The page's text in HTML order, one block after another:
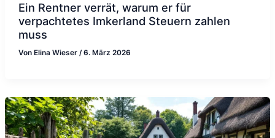
Ein Rentner verrät, warum er für
verpachtetes Imkerland Steuern zahlen
muss
Von Elina Wieser /6. März 2026